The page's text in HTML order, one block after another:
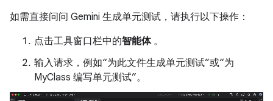
如需直接问问 Gemini 生成单元测试，请执行以下操作：
点击工具窗口栏中的智能体。
输入请求，例如“为此文件生成单元测试”或“为
MyClass 编写单元测试”。